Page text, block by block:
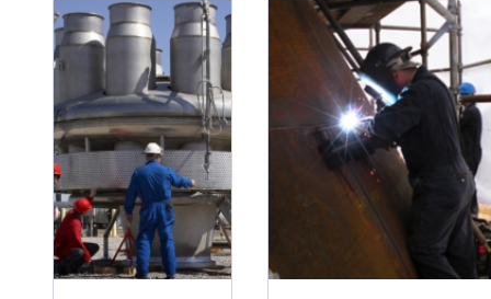
innovadora y
cumplimiento
ambiental,
reduciendo los
costos de
combustible y las
emisiones.